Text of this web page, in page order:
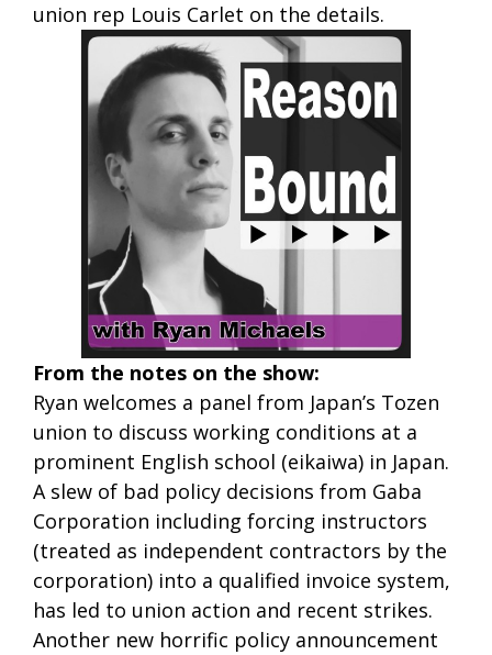
union rep Louis Carlet on the details.
From the notes on the show:
Ryan welcomes a panel from Japan’s Tozen
union to discuss working conditions at a
prominent English school (eikaiwa) in Japan.
A slew of bad policy decisions from Gaba
Corporation including forcing instructors
(treated as independent contractors by the
corporation) into a qualified invoice system,
has led to union action and recent strikes.
Another new horrific policy announcement